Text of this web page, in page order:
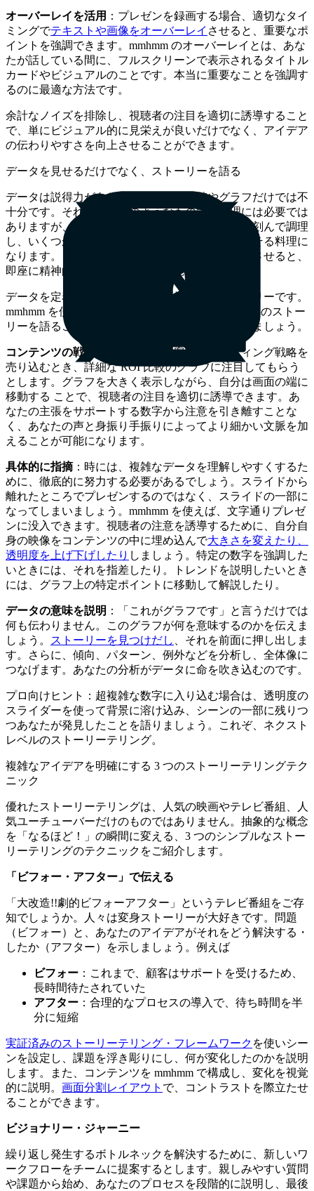
オーバーレイを活用 ：プレゼンを録画する場合、適切なタイ
ミングでテキストや画像をオーバーレイ させると、重要なポ
イントを強調できます。mmhmm のオーバーレイとは、あな
たが話している間に、フルスクリーンで表示されるタイトル
カードやビジュアルのことです。本当に重要なことを強調す
るのに最適な方法です。
余計なノイズを排除し、視聴者の注目を適切に誘導すること
で、単にビジュアル的に見栄えが良いだけでなく、アイデア
の伝わりやすさを向上させることができます。
データを見せるだけでなく、ストーリーを語る
データは説得力がありますが、生の数値やグラフだけでは不
十分です。それらは食材のようなもので、料理には必要では
ありますが、そのままでは美味しくありません。刻んで調理
し、いくつかのスパイスを加えてこそ、食欲をそそる料理に
なります。さらに、データの洪水で見る側を混乱させると、
即座に精神的なシャットダウンが発生します。
データを定着させるのは、それを軸にしたストーリーです。
mmhmm を使えば、明確で説得力のあるデータ主導のストー
リーを語ることができます。その方法をご紹介しましょう。
コンテンツの戦略的配置
：見込み客にマーケティング戦略を
売り込むとき、詳細な ROI 比較のグラフに注目してもらう
とします。グラフを大きく表示しながら、自分は画面の端に
移動する ことで、視聴者の注目を適切に誘導できます。あ
なたの主張をサポートする数字から注意を引き離すことな
く、あなたの声と身振り手振りによってより細かい文脈を加
えることが可能になります。
具体的に指摘：時には、複雑なデータを理解しやすくするた
めに、徹底的に努力する必要があるでしょう。スライドから
離れたところでプレゼンするのではなく、スライドの一部に
なってしまいましょう。mmhmm を使えば、文字通りプレゼ
ンに没入できます。視聴者の注意を誘導するために、自分自
身の映像をコンテンツの中に埋め込んで大きさを変えたり、
透明度を上げ下げしたり しましょう。特定の数字を強調した
いときには、それを指差したり。トレンドを説明したいとき
には、グラフ上の特定ポイントに移動して解説したり。
データの意味を説明 ：「これがグラフです」と言うだけでは
何も伝わりません。このグラフが何を意味するのかを伝えま
しょう。
ストーリーを見つけだし
、それを前面に押し出しま
す。さらに、傾向、パターン、例外などを分析し、全体像に
つなげます。あなたの分析がデータに命を吹き込むのです。
プロ向けヒント：超複雑な数字に入り込む場合は、透明度の
スライダーを使って背景に溶け込み、シーンの一部に残りつ
つあなたが発見したことを語りましょう。これぞ、ネクスト
レベルのストーリーテリング。
複雑なアイデアを明確にする 3 つのストーリーテリングテク
ニック
優れたストーリーテリングは、人気の映画やテレビ番組、人
気ユーチューバーだけのものではありません。抽象的な概念
を「なるほど！」の瞬間に変える、3 つのシンプルなストー
リーテリングのテクニックをご紹介します。
「ビフォー・アフター」で伝える
「大改造!!劇的ビフォーアフター」というテレビ番組をご存
知でしょうか。人々は変身ストーリーが大好きです。問題
（ビフォー）と、あなたのアイデアがそれをどう解決する・
したか（アフター）を示しましょう。例えば
ビフォー ：これまで、顧客はサポートを受けるため、
長時間待たされていた
アフター ：合理的なプロセスの導入で、待ち時間を半
分に短縮
実証済みのストーリーテリング・フレームワーク を使いシー
ンを設定し、課題を浮き彫りにし、何が変化したのかを説明
します。また、コンテンツを mmhmm で構成し、変化を視覚
的に説明。 画面分割レイアウト で、コントラストを際立たせ
ることができます。
ビジョナリー・ジャーニー
繰り返し発生するボトルネックを解決するために、新しいワ
ークフローをチームに提案するとします。親しみやすい質問
や課題から始め、あなたのプロセスを段階的に説明し、最後